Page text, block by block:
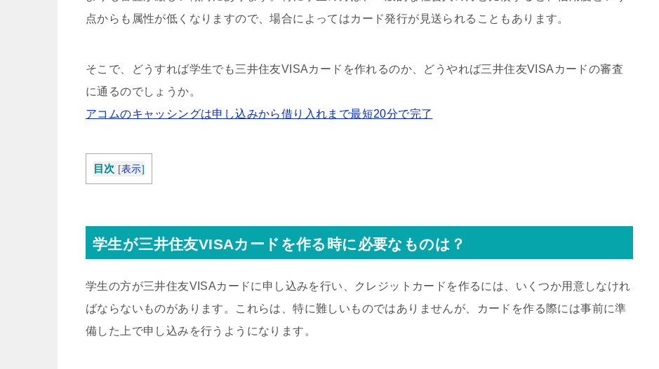
点からも属性が低くなりますので、場合によってはカード発行が見送られることもあります。
そこで、どうすれば学生でも三井住友VISAカードを作れるのか、どうやれば三井住友VISAカードの審査
に通るのでしょうか。
アコムのキャッシングは申し込みから借り入れまで最短20分で完了
目次 [表示]
学生が三井住友VISAカードを作る時に必要なものは？
学生の方が三井住友VISAカードに申し込みを行い、クレジットカードを作るには、いくつか用意しなけれ
ばならないものがあります。これらは、特に難しいものではありませんが、カードを作る際には事前に準
備した上で申し込みを行うようになります。